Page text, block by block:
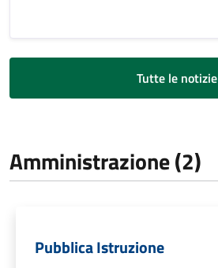
Tutte le notizie
Amministrazione (2)
Pubblica Istruzione